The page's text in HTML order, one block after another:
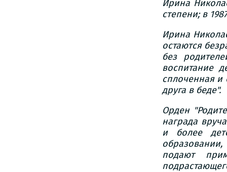
Ирина
степени; в
Ирина
остаются
без
воспитание
сплоченная и
друга в беде".
Орден
награда
и более
подают